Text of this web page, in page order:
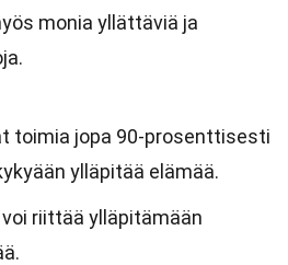
monia yllättäviä ja
toimia jopa 90-prosenttisesti
ylläpitää elämää.
voi riittää ylläpitämään